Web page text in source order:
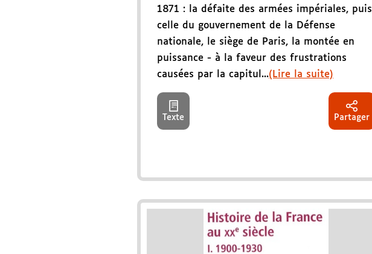
1871 : la défaite des armées impériales, puis
celle du gouvernement de la Défense
nationale, le siège de Paris, la montée en
puissance - à la faveur des frustrations
causées par la capitul...(Lire la suite)
Texte Partager